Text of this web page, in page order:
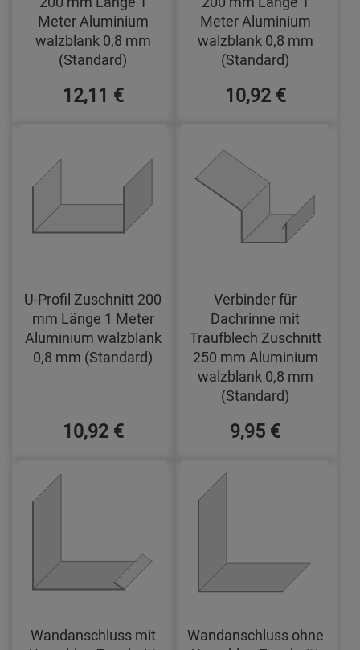
Meter Aluminium
walzblank 0,8 mm
(Standard)
12,11 €
Meter Aluminium
walzblank 0,8 mm
(Standard)
10,92 €
U-Profil Zuschnitt 200
mm Länge 1 Meter
Aluminium walzblank
0,8 mm (Standard)
10,92 €
Verbinder für
Dachrinne mit
Traufblech Zuschnitt
250 mm Aluminium
walzblank 0,8 mm
(Standard)
9,95 €
Wandanschluss mit
Wandanschluss ohne